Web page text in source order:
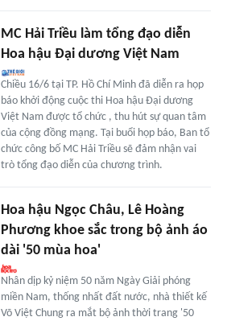
MC Hải Triều làm tổng đạo diễn
Hoa hậu Đại dương Việt Nam
Chiều 16/6 tại TP. Hồ Chí Minh đã diễn ra họp
báo khởi động cuộc thi Hoa hậu Đại dương
Việt Nam được tổ chức , thu hút sự quan tâm
của cộng đồng mạng. Tại buổi họp báo, Ban tổ
chức công bố MC Hải Triều sẽ đảm nhận vai
trò tổng đạo diễn của chương trình.
Hoa hậu Ngọc Châu, Lê Hoàng
Phương khoe sắc trong bộ ảnh áo
dài '50 mùa hoa'
Nhân dịp kỷ niệm 50 năm Ngày Giải phóng
miền Nam, thống nhất đất nước, nhà thiết kế
Võ Việt Chung ra mắt bộ ảnh thời trang '50